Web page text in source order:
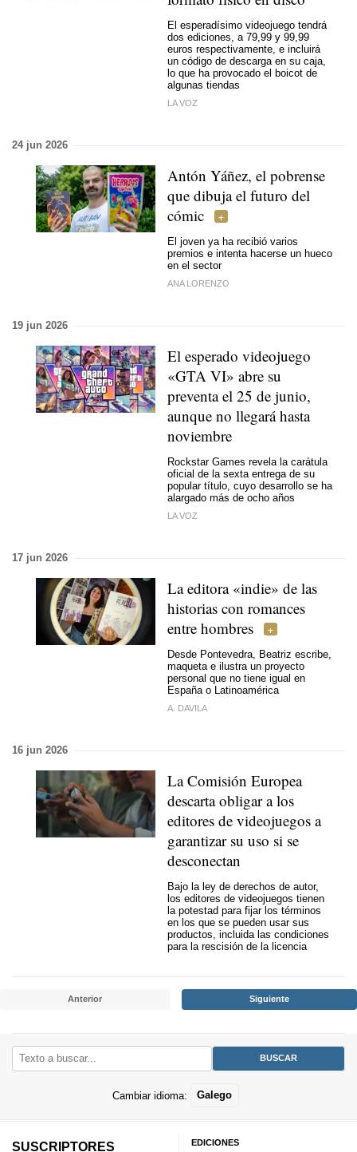
El esperadísimo videojuego tendrá
dos ediciones, a 79,99 y 99,99
euros respectivamente, e incluirá
un código de descarga en su caja,
lo que ha provocado el boicot de
algunas tiendas
LA VOZ
24 jun 2026
Antón Yáñez, el pobrense
que dibuja el futuro del
cómic
El joven ya ha recibió varios
premios e intenta hacerse un hueco
en el sector
ANA LORENZO
19 jun 2026
El esperado videojuego
«GTA VI» abre su
preventa el 25 de junio,
aunque no llegará hasta
noviembre
Rockstar Games revela la carátula
oficial de la sexta entrega de su
popular título, cuyo desarrollo se ha
alargado más de ocho años
LA VOZ
17 jun 2026
La editora «indie» de las
historias con romances
entre hombres
Desde Pontevedra, Beatriz escribe,
maqueta e ilustra un proyecto
personal que no tiene igual en
España o Latinoamérica
A. DAVILA
16 jun 2026
La Comisión Europea
descarta obligar a los
editores de videojuegos a
garantizar su uso si se
desconectan
Bajo la ley de derechos de autor,
los editores de videojuegos tienen
la potestad para fijar los términos
en los que se pueden usar sus
productos, incluida las condiciones
para la rescisión de la licencia
Anterior Siguiente
Cambiar idioma: Galego
SUSCRIPTORES EDICIONES